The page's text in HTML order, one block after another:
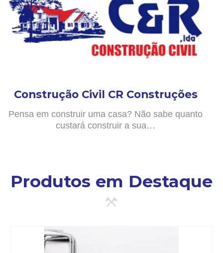
Construção Civil CR Construções
Pensa em construir uma casa? Não sabe quanto
custará construir a sua…
Produtos em Destaque